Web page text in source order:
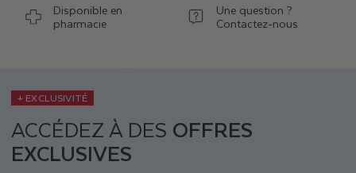
Disponible en
pharmacie
Une question ?
Contactez-nous
+ EXCLUSIVITÉ
ACCÉDEZ À DES OFFRES
EXCLUSIVES